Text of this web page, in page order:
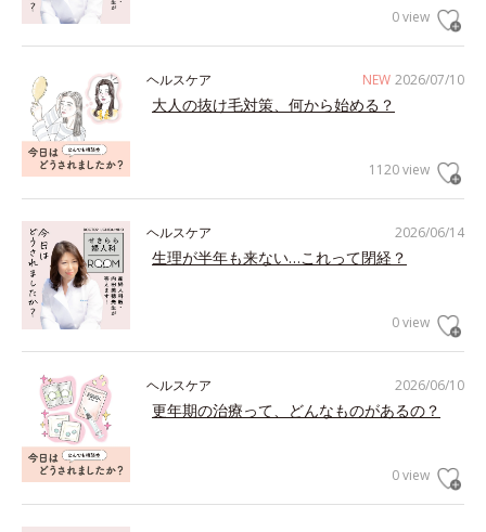
0 view
NEW 2026/07/10
ヘルスケア
大人の抜け毛対策、何から始める？
1120 view
2026/06/14
ヘルスケア
生理が半年も来ない…これって閉経？
0 view
2026/06/10
ヘルスケア
更年期の治療って、どんなものがあるの？
0 view